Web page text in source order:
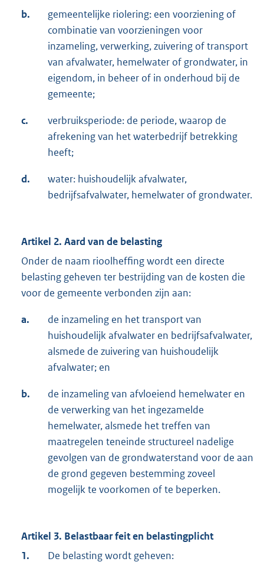
b.
gemeentelijke riolering: een voorziening of
combinatie van voorzieningen voor
inzameling, verwerking, zuivering of transport
van afvalwater, hemelwater of grondwater, in
eigendom, in beheer of in onderhoud bij de
gemeente;
c.
verbruiksperiode: de periode, waarop de
afrekening van het waterbedrijf betrekking
heeft;
d.
water: huishoudelijk afvalwater,
bedrijfsafvalwater, hemelwater of grondwater.
Artikel 2. Aard van de belasting
Onder de naam rioolheffing wordt een directe
belasting geheven ter bestrijding van de kosten die
voor de gemeente verbonden zijn aan:
a.
de inzameling en het transport van
huishoudelijk afvalwater en bedrijfsafvalwater,
alsmede de zuivering van huishoudelijk
afvalwater; en
b.
de inzameling van afvloeiend hemelwater en
de verwerking van het ingezamelde
hemelwater, alsmede het treffen van
maatregelen teneinde structureel nadelige
gevolgen van de grondwaterstand voor de aan
de grond gegeven bestemming zoveel
mogelijk te voorkomen of te beperken.
Artikel 3. Belastbaar feit en belastingplicht
1.
De belasting wordt geheven: